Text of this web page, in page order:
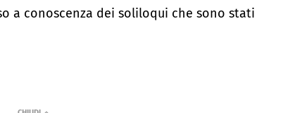
a conoscenza dei soliloqui che sono stati